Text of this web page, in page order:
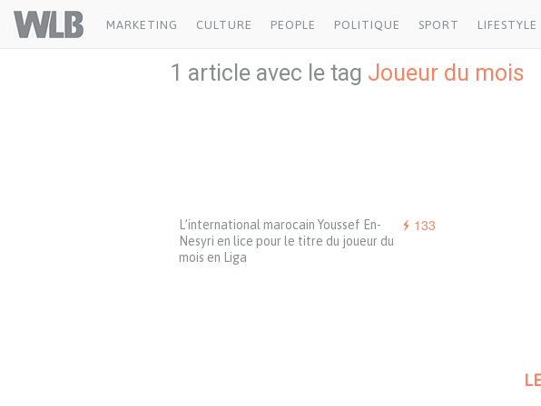
Welovebuzz
MARKETING CULTURE PEOPLE POLITIQUE SPORT LIFESTYLE
1 article avec le tag Joueur du mois
133
L’international marocain Youssef En-
Nesyri en lice pour le titre du joueur du
mois en Liga